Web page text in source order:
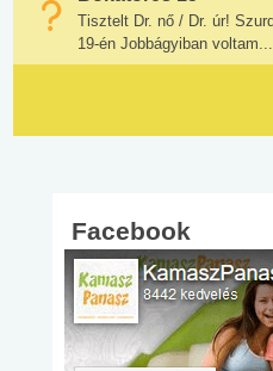
Tisztelt Dr. nő / Dr. úr!
19-én Jobbágyiban voltam...
Facebook